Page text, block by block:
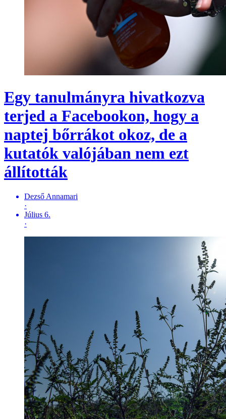
Egy tanulmányra hivatkozva
terjed a Facebookon, hogy a
naptej bőrrákot okoz, de a
kutatók valójában nem ezt
állították
Dezső Annamari
·
Július 6.
·